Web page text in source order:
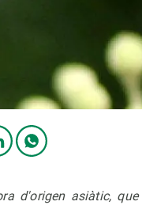
d'origen asiàtic,